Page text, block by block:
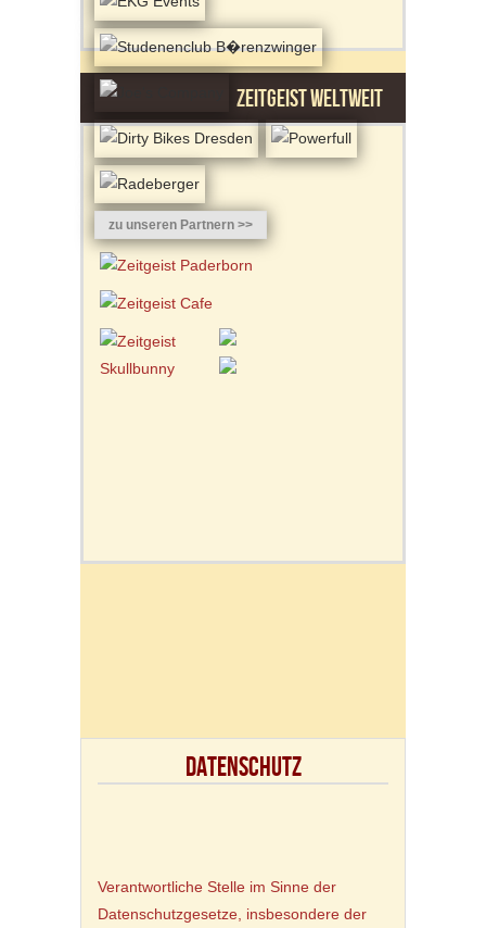
zu unseren Partnern >>
ZEITGEIST WELTWEIT
DATENSCHUTZ
Verantwortliche Stelle im Sinne der
Datenschutzgesetze, insbesondere der